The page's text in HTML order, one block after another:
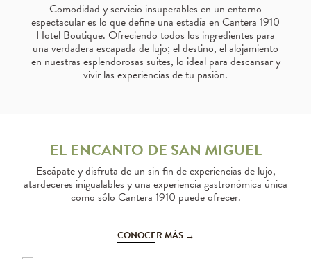
Comodidad y servicio insuperables en un entorno
espectacular es lo que define una estadía en Cantera 1910
Hotel Boutique. Ofreciendo todos los ingredientes para
una verdadera escapada de lujo; el destino, el alojamiento
en nuestras esplendorosas suites, lo ideal para descansar y
vivir las experiencias de tu pasión.
EL ENCANTO DE SAN MIGUEL
Escápate y disfruta de un sin fin de experiencias de lujo,
atardeceres inigualables y una experiencia gastronómica única
como sólo Cantera 1910 puede ofrecer.
CONOCER MÁS →